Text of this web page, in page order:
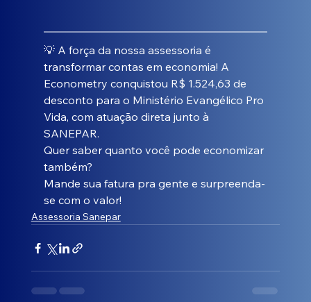
💡 A força da nossa assessoria é
transformar contas em economia! A
Econometry conquistou R$ 1.524,63 de
desconto para o Ministério Evangélico Pro
Vida, com atuação direta junto à
SANEPAR.
Quer saber quanto você pode economizar
também?
Mande sua fatura pra gente e surpreenda-
se com o valor!
Assessoria Sanepar